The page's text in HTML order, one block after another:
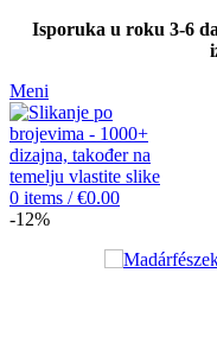
Isporuka u roku 3-6
Meni
0 items / €0.00
-12%